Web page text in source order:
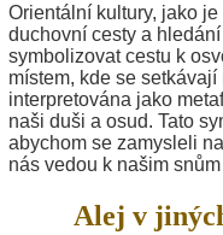
Orientální kultury, jako
duchovní cesty a
symbolizovat cestu k
místem, kde se
interpretována jako
naši duši a osud. Tato
abychom se zamysleli
nás vedou k našim
Alej v